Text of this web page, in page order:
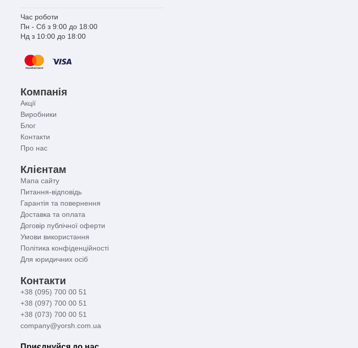
Час роботи
Пн - Сб з 9:00 до 18:00
Нд з 10:00 до 18:00
Компанія
Акції
Виробники
Блог
Контакти
Про нас
Клієнтам
Мапа сайту
Питання-відповідь
Гарантія та повернення
Доставка та оплата
Договір публічної оферти
Умови використання
Політика конфіденційності
Для юридичних осіб
Контакти
+38 (095) 700 00 51
+38 (097) 700 00 51
+38 (073) 700 00 51
company@yorsh.com.ua